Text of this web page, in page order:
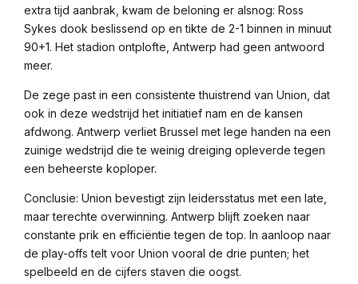
extra tijd aanbrak, kwam de beloning er alsnog: Ross
Sykes dook beslissend op en tikte de 2-1 binnen in minuut
90+1. Het stadion ontplofte, Antwerp had geen antwoord
meer.
De zege past in een consistente thuistrend van Union, dat
ook in deze wedstrijd het initiatief nam en de kansen
afdwong. Antwerp verliet Brussel met lege handen na een
zuinige wedstrijd die te weinig dreiging opleverde tegen
een beheerste koploper.
Conclusie: Union bevestigt zijn leidersstatus met een late,
maar terechte overwinning. Antwerp blijft zoeken naar
constante prik en efficiëntie tegen de top. In aanloop naar
de play-offs telt voor Union vooral de drie punten; het
spelbeeld en de cijfers staven die oogst.